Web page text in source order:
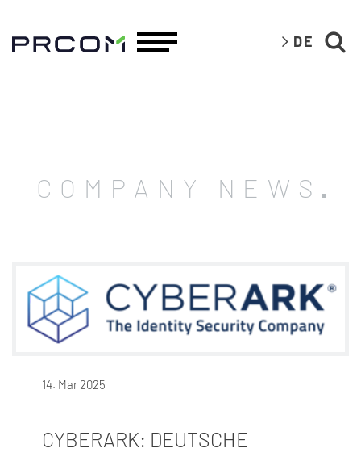
DE
COMPANY NEWS
14. Mar 2025
CYBERARK: DEUTSCHE